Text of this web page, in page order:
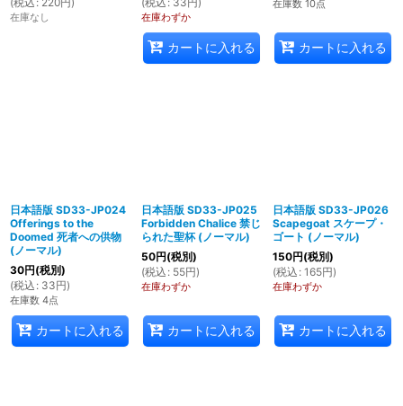
在庫なし 在庫わずか
カートに入れる
在庫数 10点
カートに入れる
日本語版 SD33-JP024
Offerings to the
Doomed 死者への供物
(ノーマル)
30円(税別)
(税込 : 33円)
在庫数 4点
カートに入れる
日本語版 SD33-JP025
Forbidden Chalice 禁じ
られた聖杯 (ノーマル)
50円(税別)
(税込 : 55円)
在庫わずか
カートに入れる
日本語版 SD33-JP026
Scapegoat スケープ・
ゴート (ノーマル)
150円(税別)
(税込 : 165円)
在庫わずか
カートに入れる